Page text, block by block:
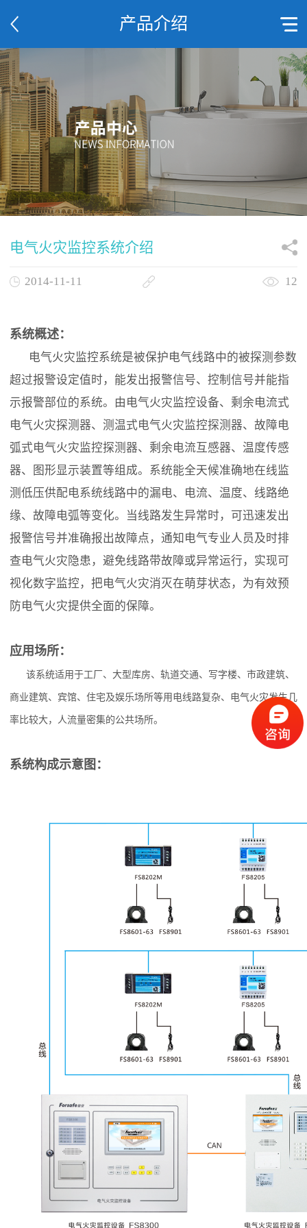
产品介绍
电气火灾监控系统介绍
2014-11-11 12
系统概述：
电气火灾监控系统是被保护电气线路中的被探测参数
超过报警设定值时，能发出报警信号、控制信号并能指
示报警部位的系统。由电气火灾监控设备、剩余电流式
电气火灾探测器、测温式电气火灾监控探测器、故障电
弧式电气火灾监控探测器、剩余电流互感器、温度传感
器、图形显示装置等组成。系统能全天候准确地在线监
测低压供配电系统线路中的漏电、电流、温度、线路绝
缘、故障电弧等变化。当线路发生异常时，可迅速发出
报警信号并准确报出故障点，通知电气专业人员及时排
查电气火灾隐患，避免线路带故障或异常运行，实现可
视化数字监控，把电气火灾消灭在萌芽状态，为有效预
防电气火灾提供全面的保障。
应用场所：
该系统适用于工厂、大型库房、轨道交通、写字楼、市政建筑、
商业建筑、宾馆、住宅及娱乐场所等用电线路复杂、电气火灾发生几
率比较大，人流量密集的公共场所。
系统构成示意图：